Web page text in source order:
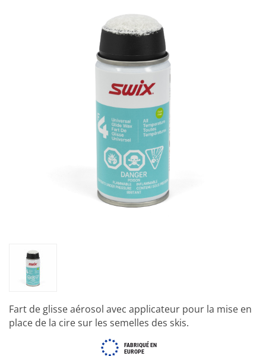
Fart de glisse aérosol avec applicateur pour la mise en
place de la cire sur les semelles des skis.
FABRIQUÉ EN
EUROPE